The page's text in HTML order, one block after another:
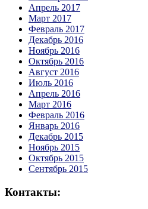
Апрель 2017
Март 2017
Февраль 2017
Декабрь 2016
Ноябрь 2016
Октябрь 2016
Август 2016
Июль 2016
Апрель 2016
Март 2016
Февраль 2016
Январь 2016
Декабрь 2015
Ноябрь 2015
Октябрь 2015
Сентябрь 2015
Контакты: